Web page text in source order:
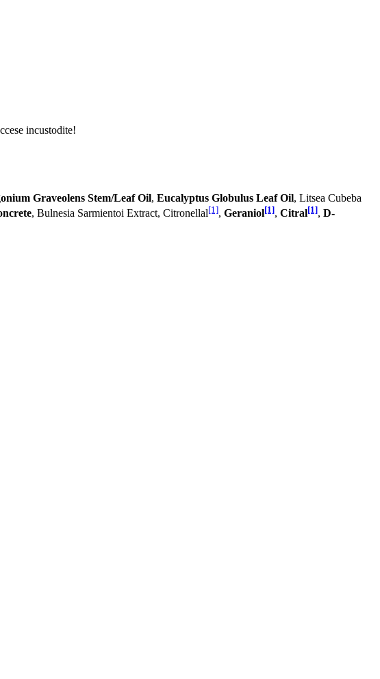
incustodite!
Graveolens Stem/Leaf Oil, Eucalyptus Globulus Leaf Oil, Litsea Cubeba
, Bulnesia Sarmientoi Extract, Citronellal[1], Geraniol[1], Citral[1], D-